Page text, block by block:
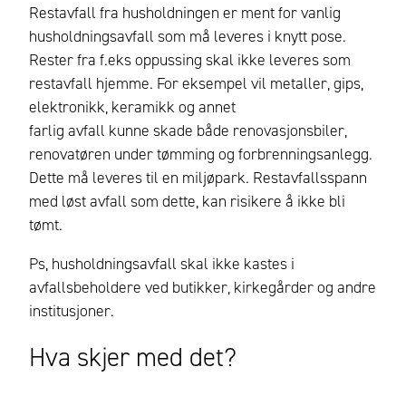
Restavfall fra husholdningen er ment for vanlig
husholdningsavfall som må leveres i knytt pose.
Rester fra f.eks oppussing skal ikke leveres som
restavfall hjemme. For eksempel vil metaller, gips,
elektronikk, keramikk og annet
farlig avfall kunne skade både renovasjonsbiler,
renovatøren under tømming og forbrenningsanlegg.
Dette må leveres til en miljøpark. Restavfallsspann
med løst avfall som dette, kan risikere å ikke bli
tømt.
Ps, husholdningsavfall skal ikke kastes i
avfallsbeholdere ved butikker, kirkegårder og andre
institusjoner.
Hva skjer med det?